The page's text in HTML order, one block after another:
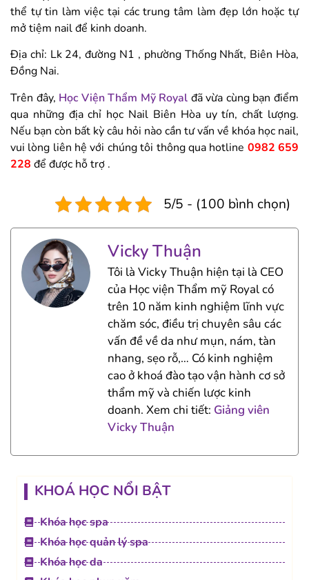
thể tự tin làm việc tại các trung tâm làm đẹp lớn hoặc tự
mở tiệm nail để kinh doanh.
Địa chỉ: Lk 24, đường N1 , phường Thống Nhất, Biên Hòa,
Đồng Nai.
Trên đây, Học Viện Thẩm Mỹ Royal đã vừa cùng bạn điểm
qua những địa chỉ học Nail Biên Hòa uy tín, chất lượng.
Nếu bạn còn bất kỳ câu hỏi nào cần tư vấn về khóa học nail,
vui lòng liên hệ với chúng tôi thông qua hotline 0982 659
228 để được hỗ trợ .
5/5 - (100 bình chọn)
Vicky Thuận
Tôi là Vicky Thuận hiện tại là CEO
của Học viện Thẩm mỹ Royal có
trên 10 năm kinh nghiệm lĩnh vực
chăm sóc, điều trị chuyên sâu các
vấn đề về da như mụn, nám, tàn
nhang, sẹo rỗ,… Có kinh nghiệm
cao ở khoá đào tạo vận hành cơ sở
thẩm mỹ và chiến lược kinh
doanh. Xem chi tiết: Giảng viên
Vicky Thuận
KHOÁ HỌC NỔI BẬT
Khóa học spa
Khóa học quản lý spa
Khóa học da